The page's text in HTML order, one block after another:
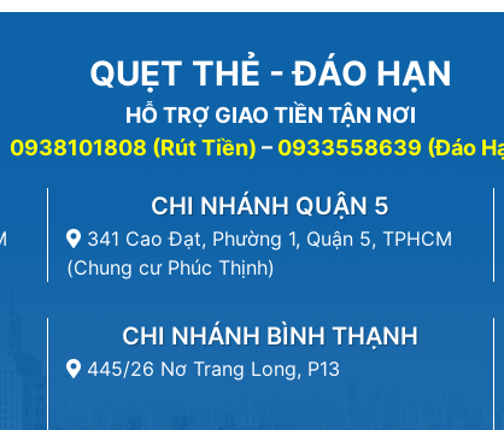
QUẸT THẺ - ĐÁO HẠN
HỖ TRỢ GIAO TIỀN TẬN NƠI
0938101808 (Rút Tiền) – 0933558639 (Đáo
CHI NHÁNH QUẬN 5
341 Cao Đạt, Phường 1, Quận 5, TPHCM
(Chung cư Phúc Thịnh)
CHI NHÁNH BÌNH THẠNH
445/26 Nơ Trang Long, P13